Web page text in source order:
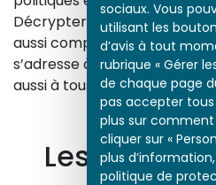
sociaux. Vous
utilisant les
d’avis à tout
rubrique « Gérer
de chaque page
pas accepter tous
plus sur comment
cliquer sur «
plus
politique de
Décrypter les images et les
aussi comprendre ceux
s’adresse à tous, famille,
aussi à tous les curieux,
En
Les autres